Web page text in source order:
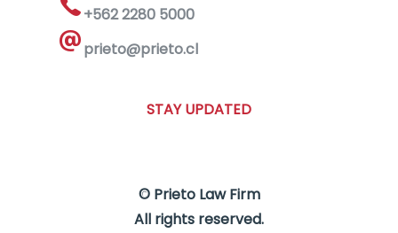
+562 2280 5000
prieto@prieto.cl
STAY UPDATED
© Prieto Law Firm
All rights reserved.